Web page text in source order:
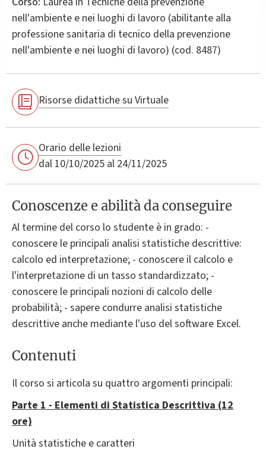
nell'ambiente e nei luoghi di lavoro (abilitante alla
professione sanitaria di tecnico della prevenzione
nell'ambiente e nei luoghi di lavoro) (cod. 8487)
Risorse didattiche su Virtuale
Orario delle lezioni
dal 10/10/2025 al 24/11/2025
Conoscenze e abilità da conseguire
Al termine del corso lo studente è in grado: -
conoscere le principali analisi statistiche descrittive:
calcolo ed interpretazione; - conoscere il calcolo e
l'interpretazione di un tasso standardizzato; -
conoscere le principali nozioni di calcolo delle
probabilità; - sapere condurre analisi statistiche
descrittive anche mediante l'uso del software Excel.
Contenuti
Il corso si articola su quattro argomenti principali:
Parte 1 - Elementi di Statistica Descrittiva (12
ore)
Unità statistiche e caratteri